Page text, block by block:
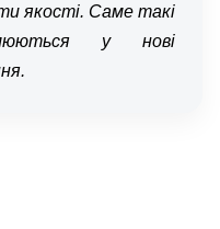
якості. Саме такі
у нові